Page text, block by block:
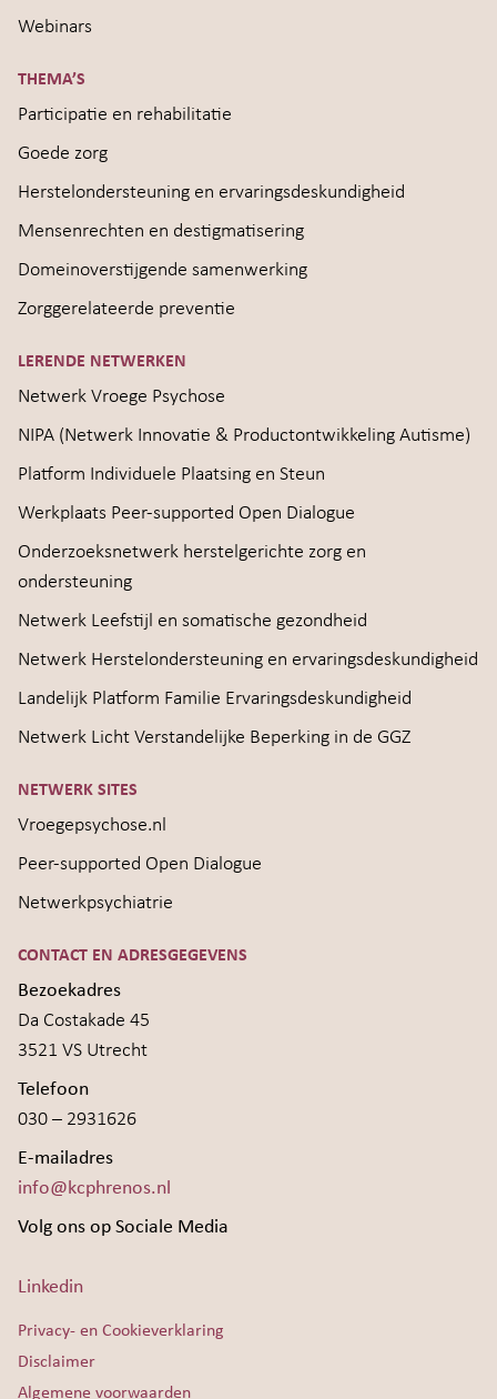
Webinars
THEMA’S
Participatie en rehabilitatie
Goede zorg
Herstelondersteuning en ervaringsdeskundigheid
Mensenrechten en destigmatisering
Domeinoverstijgende samenwerking
Zorggerelateerde preventie
LERENDE NETWERKEN
Netwerk Vroege Psychose
NIPA (Netwerk Innovatie & Productontwikkeling Autisme)
Platform Individuele Plaatsing en Steun
Werkplaats Peer-supported Open Dialogue
Onderzoeksnetwerk herstelgerichte zorg en
ondersteuning
Netwerk Leefstijl en somatische gezondheid
Netwerk Herstelondersteuning en ervaringsdeskundigheid
Landelijk Platform Familie Ervaringsdeskundigheid
Netwerk Licht Verstandelijke Beperking in de GGZ
NETWERK SITES
Vroegepsychose.nl
Peer-supported Open Dialogue
Netwerkpsychiatrie
CONTACT EN ADRESGEGEVENS
Bezoekadres
Da Costakade 45
3521 VS Utrecht
Telefoon
030 – 2931626
E-mailadres
info@kcphrenos.nl
Volg ons op Sociale Media
Linkedin
Privacy- en Cookieverklaring
Disclaimer
Algemene voorwaarden